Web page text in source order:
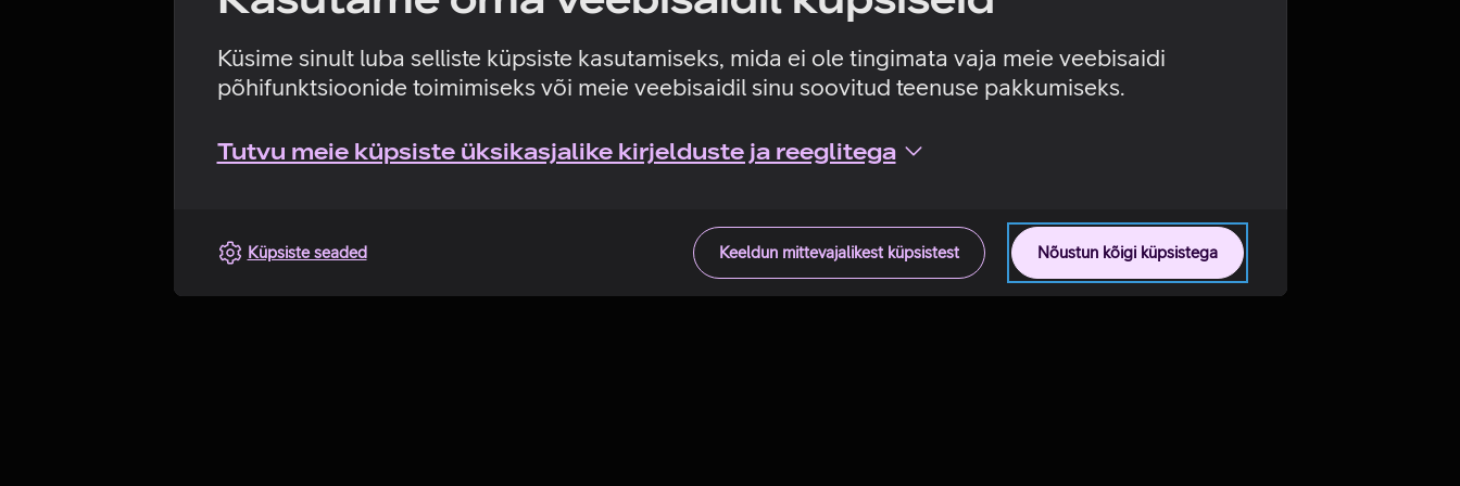
Küsime sinult luba selliste küpsiste kasutamiseks, mida ei ole tingimata vaja meie veebisaidi
põhifunktsioonide toimimiseks või meie veebisaidil sinu soovitud teenuse pakkumiseks.
Tutvu meie küpsiste üksikasjalike kirjelduste ja reeglitega
Nõustun kõigi küpsistega
Keeldun mittevajalikest küpsistest
Küpsiste seaded